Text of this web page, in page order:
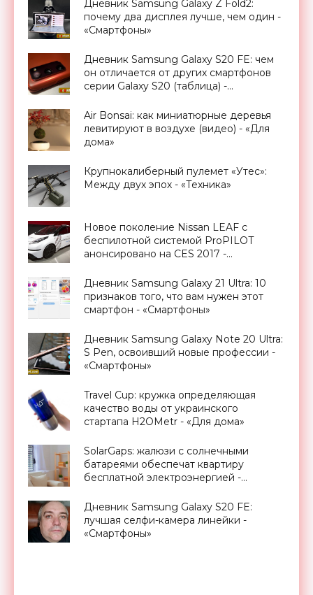
Дневник Samsung Galaxy Z Fold2:
почему два дисплея лучше, чем один -
«Смартфоны»
Дневник Samsung Galaxy S20 FE: чем
он отличается от других смартфонов
серии Galaxy S20 (таблица) -
Air Bonsai: как миниатюрные деревья
левитируют в воздухе (видео) - «Для
дома»
Крупнокалиберный пулемет «Утес»:
Между двух эпох - «Техника»
Новое поколение Nissan LEAF с
беспилотной системой ProPILOT
анонсировано на CES 2017 -
Дневник Samsung Galaxy 21 Ultra: 10
признаков того, что вам нужен этот
смартфон - «Смартфоны»
Дневник Samsung Galaxy Note 20 Ultra:
S Pen, освоивший новые профессии -
«Смартфоны»
Travel Cup: кружка определяющая
качество воды от украинского
стартапа H2OMetr - «Для дома»
SolarGaps: жалюзи с солнечными
батареями обеспечат квартиру
бесплатной электроэнергией -
Дневник Samsung Galaxy S20 FE:
лучшая селфи-камера линейки -
«Смартфоны»